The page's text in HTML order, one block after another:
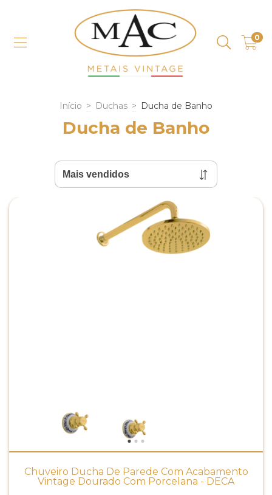
0
Início > Duchas > Ducha de Banho
Ducha de Banho
Chuveiro Ducha De Parede Com Acabamento
Vintage Dourado Com Porcelana - DECA